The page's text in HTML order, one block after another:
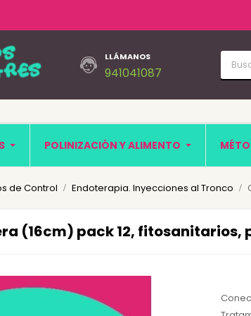
LLÁMANOS
941041087
POLINIZACIÓN Y ALIMENTO
de Control Endoterapia. Inyecciones al Tronco
(16cm) pack 12, fitosanitarios,